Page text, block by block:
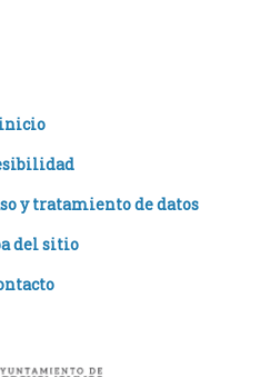
inicio
y tratamiento de datos
del sitio